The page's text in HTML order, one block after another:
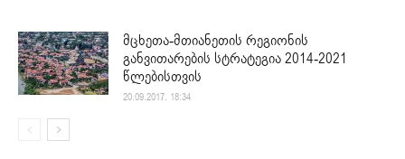
მცხეთა-მთიანეთის რეგიონის
განვითარების სტრატეგია 2014-2021
წლებისთვის
20.09.2017. 18:34